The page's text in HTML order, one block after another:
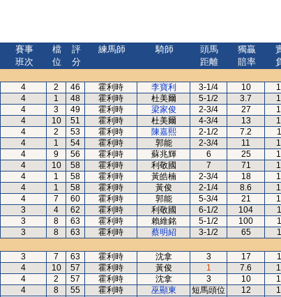
賽事
班次
檔
位
評
分
練馬師 騎師
頭馬
距離
獨贏
賠率
4 2 46 霍利時 李寶利 3-1/4 10
4 1 48 霍利時 杜美爾 5-1/2 3.7
4 3 49 霍利時 梁家俊 2-3/4 27
4 10 51 霍利時 杜美爾 4-3/4 13
4 2 53 霍利時 陳嘉熙 2-1/2 7.2
4 1 54 霍利時 郭能 2-3/4 11
4 9 56 霍利時 蘇兆輝 6 25
4 10 58 霍利時 利敬國 7 71
4 1 58 霍利時 黃皓楠 2-3/4 18
4 1 58 霍利時 黃俊 2-1/4 8.6
4 7 60 霍利時 郭能 5-3/4 21
3 4 62 霍利時 利敬國 6-1/2 104
3 8 63 霍利時 賴維銘 5-1/2 100
3 8 63 霍利時 蔡明紹 3-1/2 65
3 7 63 霍利時 沈拿 3 17
4 10 57 霍利時 黃俊 1 7.6
4 2 57 霍利時 沈拿 3 10
4 8 55 霍利時 巫顯東 短馬頭位 12